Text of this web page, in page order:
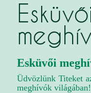
Esküvői
Üdvözlünk Titeket
meghívók világában!